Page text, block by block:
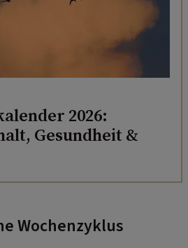
2026:
Gesundheit &
Wochenzyklus